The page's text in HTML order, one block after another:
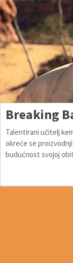
Breaking
Talentirani učitelj
okreće se
budućnost svojoj